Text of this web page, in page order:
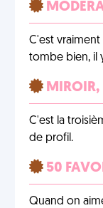
C'est
tombe bien, il
MIROIR,
C'est la
de profil.
50
Quand on